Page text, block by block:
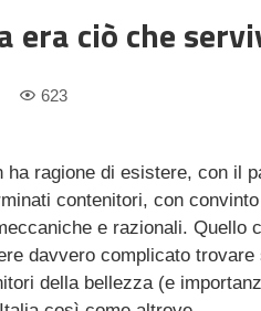
era ciò che
623
ragione di esistere, con il
contenitori, con
e razionali. Quello
davvero complicato
della bellezza (e